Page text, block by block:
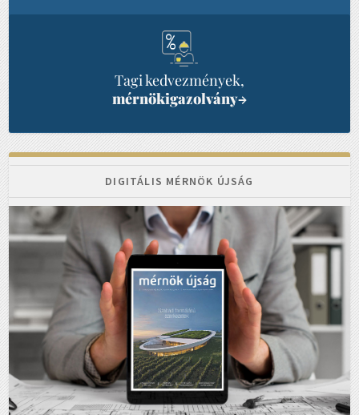
Tagi kedvezmények,
mérnökigazolvány→
DIGITÁLIS MÉRNÖK ÚJSÁG